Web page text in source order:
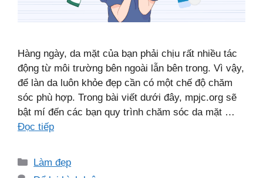
Hàng ngày, da mặt của bạn phải chịu rất nhiều tác
động từ môi trường bên ngoài lẫn bên trong. Vì vậy,
để làn da luôn khỏe đẹp cần có một chế độ chăm
sóc phù hợp. Trong bài viết dưới đây, mpjc.org sẽ
bật mí đến các bạn quy trình chăm sóc da mặt …
Đọc tiếp
Danh
mục
Làm đẹp